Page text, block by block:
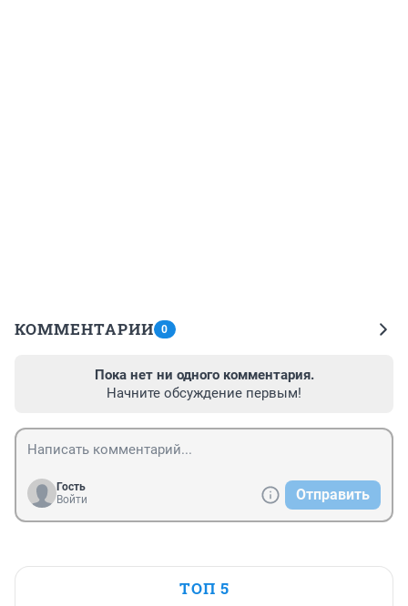
КОММЕНТАРИИ 0
Пока нет ни одного комментария.
Начните обсуждение первым!
Гость
Войти
Отправить
ТОП 5